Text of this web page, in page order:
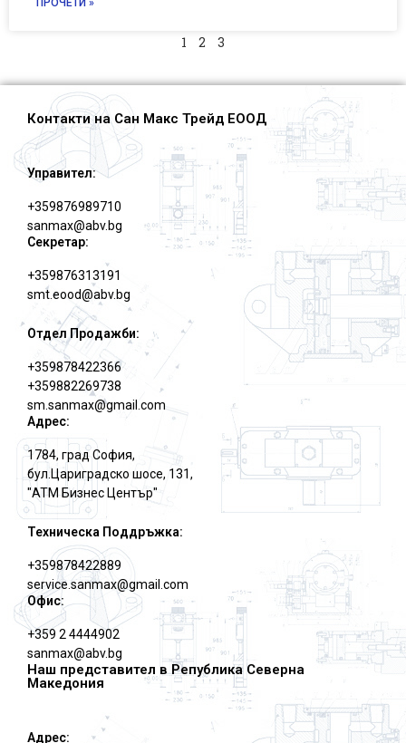
ПРОЧЕТИ »
1 2 3
Контакти на Сан Макс Трейд ЕООД
Управител:
+359876989710
sanmax@abv.bg
Секретар:
+359876313191
smt.eood@abv.bg
Отдел Продажби:
+359878422366
+359882269738
sm.sanmax@gmail.com
Адрес:
1784, град София,
бул.Цариградско шосе, 131,
"АТМ Бизнес Център"
Техническа Поддръжка:
+359878422889
service.sanmax@gmail.com
Офис:
+359 2 4444902
sanmax@abv.bg
Наш представител в Република Северна
Македония
Адрес: